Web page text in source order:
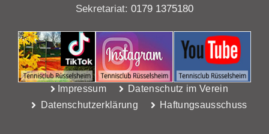
Sekretariat: 0179 1375180
Impressum
Datenschutz im Verein
Datenschutzerklärung
Haftungsausschuss